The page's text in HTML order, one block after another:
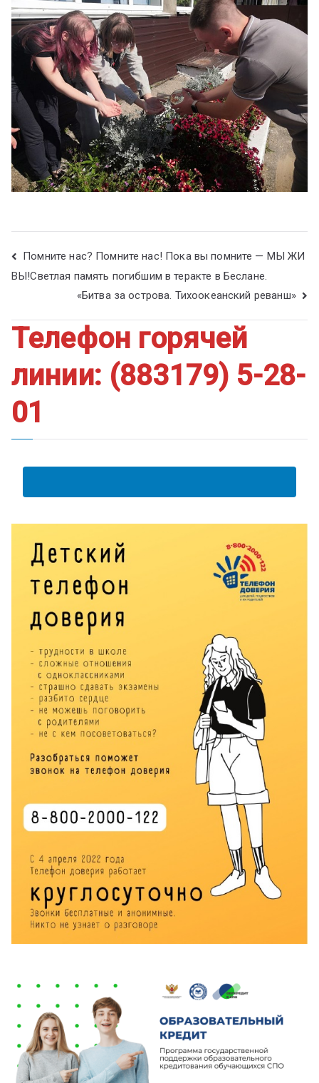
Помните нас? Помните нас! Пока вы помните — МЫ ЖИ
ВЫ!Светлая память погибшим в теракте в Беслане.
«Битва за острова. Тихоокеанский реванш»
Телефон горячей
линии: (883179) 5-28-
01